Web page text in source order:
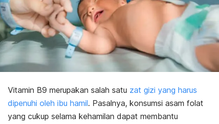
Vitamin B9 merupakan salah satu zat gizi yang harus
dipenuhi oleh ibu hamil. Pasalnya, konsumsi asam folat
yang cukup selama kehamilan dapat membantu